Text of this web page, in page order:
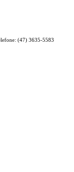
(47) 3635-5583